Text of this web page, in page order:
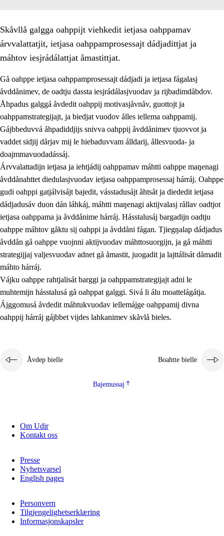
Prinsihpa oahppama, åvddånahttema ja ávddama hárráj
2.1 Sosiála oahppam ja åvddånibme
2.2 Máhtudahka fágáj hárráj
2.3 Vuodulasj tjehpudagá
Oahppat oahppat
Doaresfágalasj tiemá
Skåvllå galgga oahppijt viehkedit ietjasa oahppamav
árvvalattatjit, ietjasa oahppamprosessajt dádjadittjat ja
máhtov iesjrádálattjat åmastittjat.
Gå oahppe ietjasa oahppamprosessajt dádjadi ja ietjasa fágalasj
åvddånimev, de oadtju dassta iesjrádálasjvuodav ja rijbadimdåbdov.
Åhpadus galggá åvdedit oahppij motivasjåvnåv, guottojt ja
oahppamstrategijajt, ja biedjat vuodov ålles iellema oahppamij.
Gájbbeduvvá åhpadiddjijs snivva oahppij åvddånimev tjuovvot ja
vaddet sidjij dårjav mij le hiebaduvvam álldarij, ållesvuoda- ja
doajmmavuodadássáj.
Árvvalattadijn ietjasa ja iehtjádij oahppamav máhtti oahppe maŋenagi
åvddånahttet diedulasjvuodav ietjasa oahppamprosessaj hárráj. Oahppe
gudi oahppi gatjálvisájt bajedit, vásstadusájt åhtsåt ja diededit ietjasa
dádjadusáv duon dán láhkáj, máhtti maŋenagi aktijvalasj rållav oadtjot
ietjasa oahppama ja åvddånime hárráj. Hásstalusáj bargadijn oadtju
oahppe máhtov gåktu sij oahppi ja åvddåni fágan. Tjiegŋalap dádjadus
åvddån gå oahppe vuojnni aktijvuodav máhttosuorgijn, ja gå máhtti
strategijjaj valjesvuodav adnet gå åmastit, juogadit ja lajttálisát dåmadit
máhto hárráj.
Vájku oahppe rahtjalisát barggi ja oahppamstrategijajt adni le
muhtemijn hásstalusá gå oahppat galggi. Sivá li álu moattelágátja.
Ájggomusá åvdedit máhtukvuodav iellemájge oahppamij divna
oahppij hárráj gájbbet vijdes lahkanimev skåvlå bieles.
Åvdep bielle Boahtte bielle
Bajemussaj
Om Udir
Kontakt oss
Presse
Nyhetsvarsel
English pages
Personvern
Tilgjengelighetserklæring
Informasjonskapsler